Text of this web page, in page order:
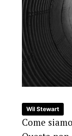
Wil Stewart
Come